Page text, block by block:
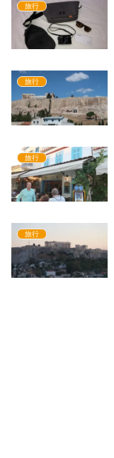
旅行
旅行
旅行
旅行